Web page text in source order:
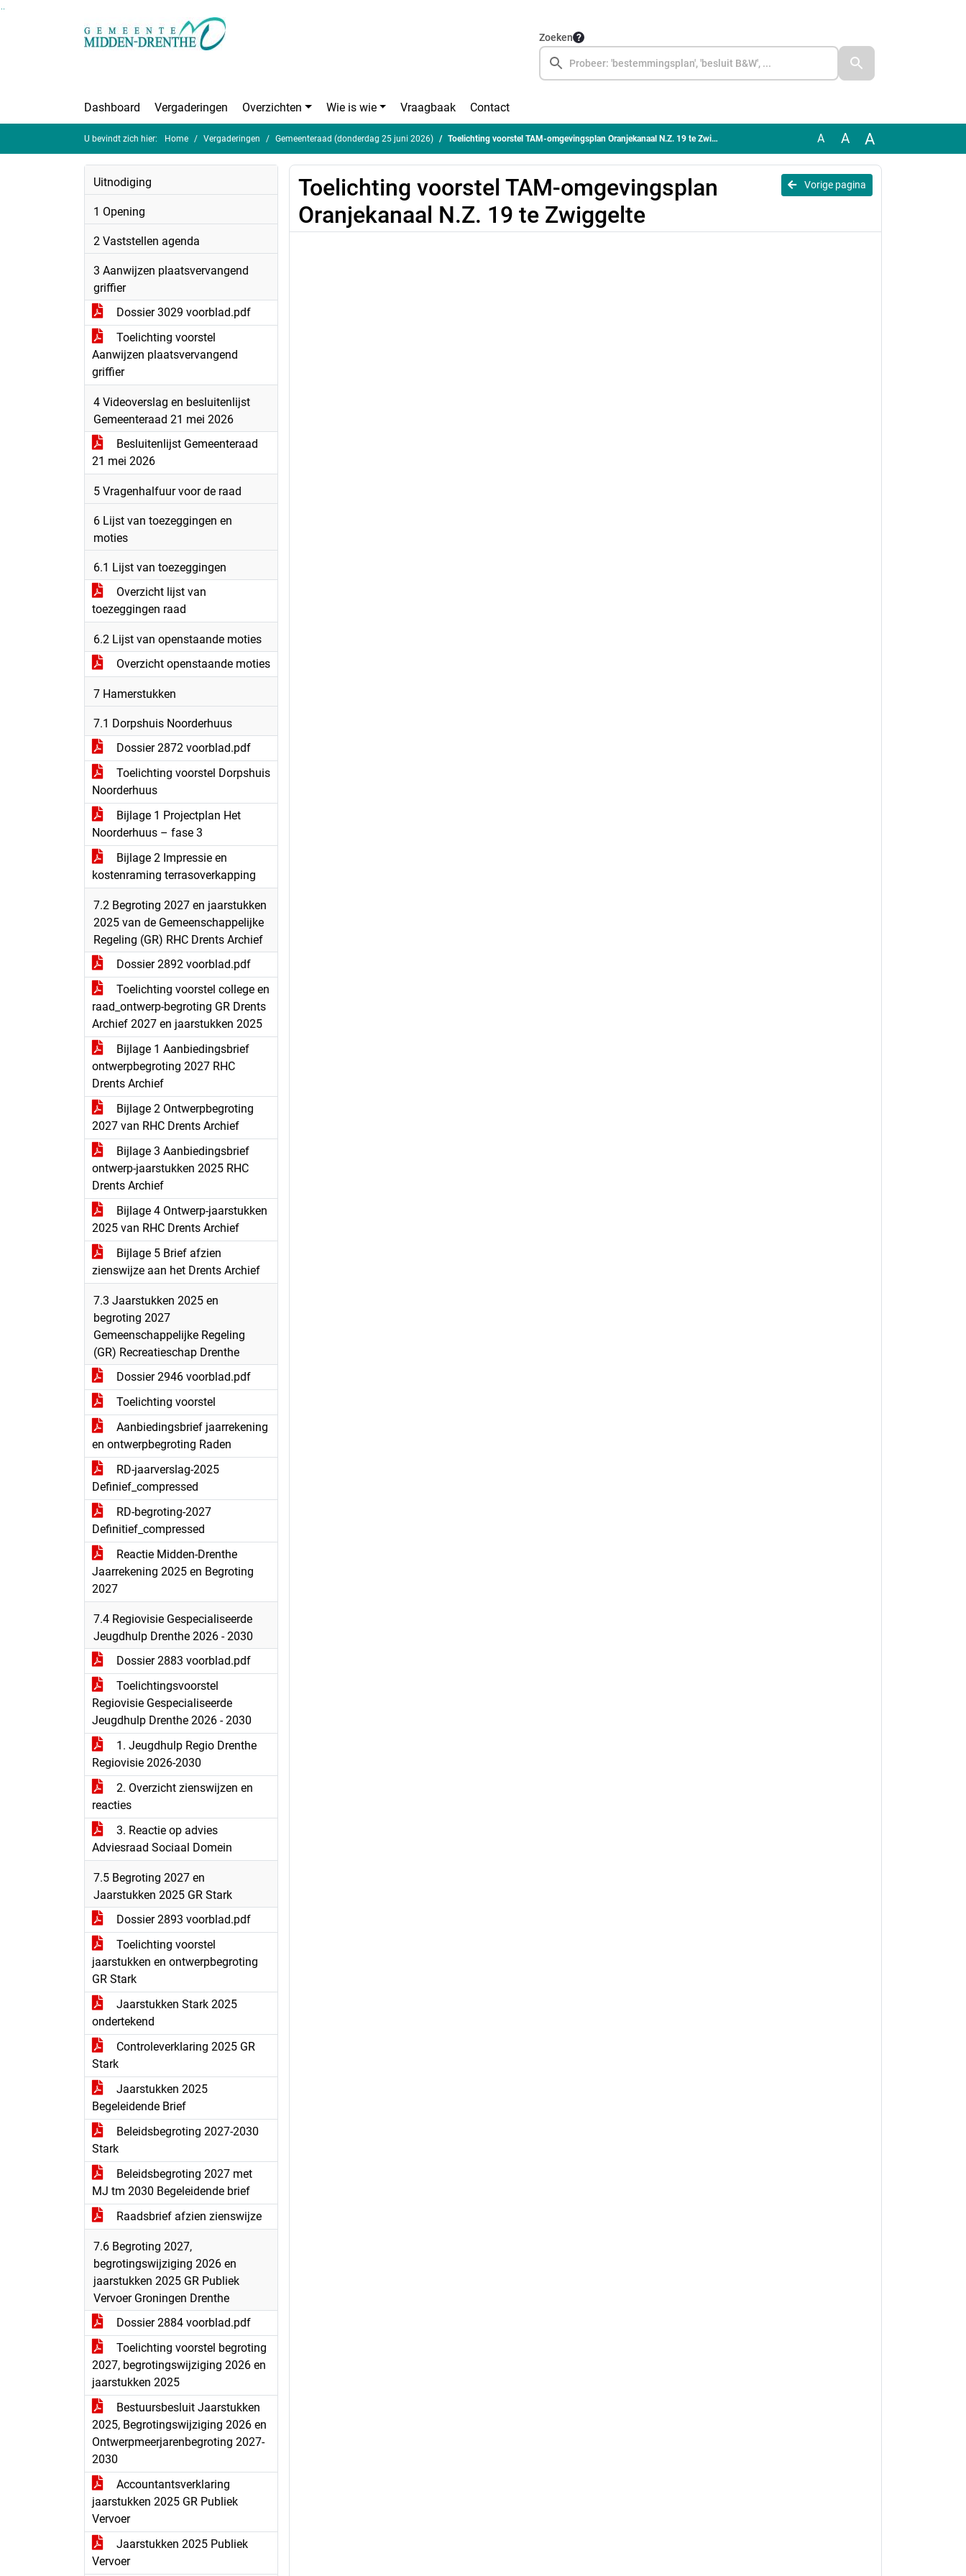
Zoeken
Dashboard Vergaderingen Overzichten Wie is wie Vraagbaak Contact
U bevindt zich hier: Home Vergaderingen Gemeenteraad (donderdag 25 juni 2026) Toelichting voorstel TAM-omgevingsplan Oranjekanaal N.Z. 19 te Zwiggelte A A A
Uitnodiging
1 Opening
2 Vaststellen agenda
3 Aanwijzen plaatsvervangend
griffier
Dossier 3029 voorblad.pdf
Toelichting voorstel
Aanwijzen plaatsvervangend
griffier
4 Videoverslag en besluitenlijst
Gemeenteraad 21 mei 2026
Besluitenlijst Gemeenteraad
21 mei 2026
5 Vragenhalfuur voor de raad
6 Lijst van toezeggingen en
moties
6.1 Lijst van toezeggingen
Overzicht lijst van
toezeggingen raad
6.2 Lijst van openstaande moties
Overzicht openstaande moties
7 Hamerstukken
7.1 Dorpshuis Noorderhuus
Dossier 2872 voorblad.pdf
Toelichting voorstel Dorpshuis
Noorderhuus
Bijlage 1 Projectplan Het
Noorderhuus – fase 3
Bijlage 2 Impressie en
kostenraming terrasoverkapping
7.2 Begroting 2027 en jaarstukken
2025 van de Gemeenschappelijke
Regeling (GR) RHC Drents Archief
Dossier 2892 voorblad.pdf
Toelichting voorstel college en
raad_ontwerp-begroting GR Drents
Archief 2027 en jaarstukken 2025
Bijlage 1 Aanbiedingsbrief
ontwerpbegroting 2027 RHC
Drents Archief
Bijlage 2 Ontwerpbegroting
2027 van RHC Drents Archief
Bijlage 3 Aanbiedingsbrief
ontwerp-jaarstukken 2025 RHC
Drents Archief
Bijlage 4 Ontwerp-jaarstukken
2025 van RHC Drents Archief
Bijlage 5 Brief afzien
zienswijze aan het Drents Archief
7.3 Jaarstukken 2025 en
begroting 2027
Gemeenschappelijke Regeling
(GR) Recreatieschap Drenthe
Dossier 2946 voorblad.pdf
Toelichting voorstel
Aanbiedingsbrief jaarrekening
en ontwerpbegroting Raden
RD-jaarverslag-2025
Definief_compressed
RD-begroting-2027
Definitief_compressed
Reactie Midden-Drenthe
Jaarrekening 2025 en Begroting
2027
7.4 Regiovisie Gespecialiseerde
Jeugdhulp Drenthe 2026 - 2030
Dossier 2883 voorblad.pdf
Toelichtingsvoorstel
Regiovisie Gespecialiseerde
Jeugdhulp Drenthe 2026 - 2030
1. Jeugdhulp Regio Drenthe
Regiovisie 2026-2030
2. Overzicht zienswijzen en
reacties
3. Reactie op advies
Adviesraad Sociaal Domein
7.5 Begroting 2027 en
Jaarstukken 2025 GR Stark
Dossier 2893 voorblad.pdf
Toelichting voorstel
jaarstukken en ontwerpbegroting
GR Stark
Jaarstukken Stark 2025
ondertekend
Controleverklaring 2025 GR
Stark
Jaarstukken 2025
Begeleidende Brief
Beleidsbegroting 2027-2030
Stark
Beleidsbegroting 2027 met
MJ tm 2030 Begeleidende brief
Raadsbrief afzien zienswijze
7.6 Begroting 2027,
begrotingswijziging 2026 en
jaarstukken 2025 GR Publiek
Vervoer Groningen Drenthe
Dossier 2884 voorblad.pdf
Toelichting voorstel begroting
2027, begrotingswijziging 2026 en
jaarstukken 2025
Bestuursbesluit Jaarstukken
2025, Begrotingswijziging 2026 en
Ontwerpmeerjarenbegroting 2027-
2030
Accountantsverklaring
jaarstukken 2025 GR Publiek
Vervoer
Jaarstukken 2025 Publiek
Vervoer
Vorige pagina
Toelichting voorstel TAM-omgevingsplan
Oranjekanaal N.Z. 19 te Zwiggelte